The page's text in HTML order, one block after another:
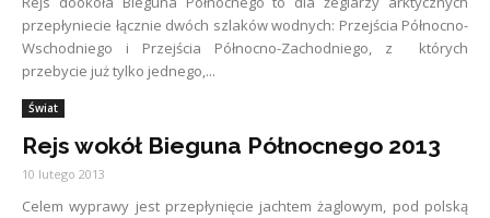
przepłyniecie łącznie dwóch szlaków wodnych: Przejścia Północno-
Wschodniego i Przejścia Północno-Zachodniego, z których
przebycie już tylko jednego,...
Świat
Rejs wokół Bieguna Północnego 2013
10 lutego 2013
Celem wyprawy jest przepłynięcie jachtem żaglowym, pod polską